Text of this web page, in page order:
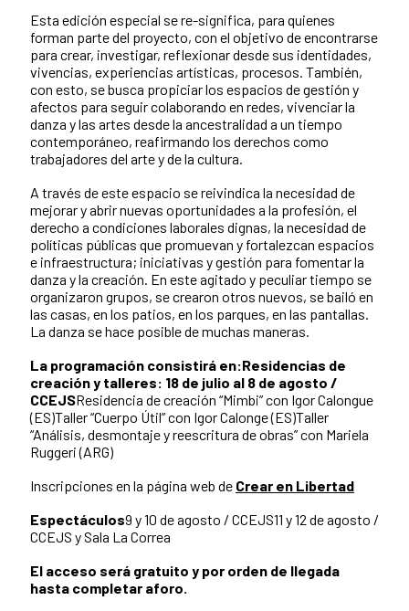
Esta edición especial se re-significa, para quienes
forman parte del proyecto, con el objetivo de encontrarse
para crear, investigar, reflexionar desde sus identidades,
vivencias, experiencias artísticas, procesos. También,
con esto, se busca propiciar los espacios de gestión y
afectos para seguir colaborando en redes, vivenciar la
danza y las artes desde la ancestralidad a un tiempo
contemporáneo, reafirmando los derechos como
trabajadores del arte y de la cultura.
A través de este espacio se reivindica la necesidad de
mejorar y abrir nuevas oportunidades a la profesión, el
derecho a condiciones laborales dignas, la necesidad de
políticas públicas que promuevan y fortalezcan espacios
e infraestructura; iniciativas y gestión para fomentar la
danza y la creación. En este agitado y peculiar tiempo se
organizaron grupos, se crearon otros nuevos, se bailó en
las casas, en los patios, en los parques, en las pantallas.
La danza se hace posible de muchas maneras.
La programación consistirá en:Residencias de
creación y talleres: 18 de julio al 8 de agosto /
CCEJSResidencia de creación “Mimbi” con Igor Calongue
(ES)Taller “Cuerpo Útil” con Igor Calonge (ES)Taller
“Análisis, desmontaje y reescritura de obras” con Mariela
Ruggeri (ARG)
Inscripciones en la página web de Crear en Libertad
Espectáculos9 y 10 de agosto / CCEJS11 y 12 de agosto /
CCEJS y Sala La Correa
El acceso será gratuito y por orden de llegada
hasta completar aforo.